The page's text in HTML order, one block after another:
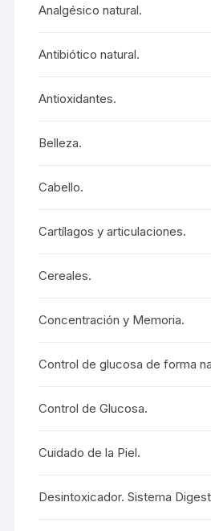
Analgésico natural.
Antibiótico natural.
Antioxidantes.
Belleza.
Cabello.
Cartílagos y articulaciones.
Cereales.
Concentración y Memoria.
Control de glucosa de forma
Control de Glucosa.
Cuidado de la Piel.
Desintoxicador. Sistema